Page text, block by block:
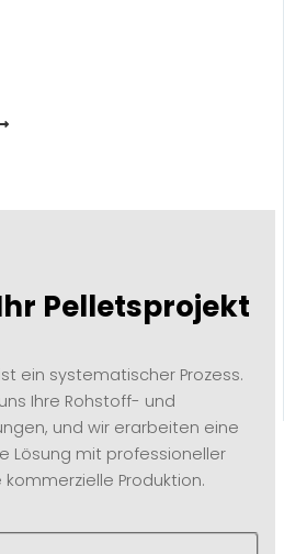
Pelletsprojekt
ein systematischer Prozess.
Ihre Rohstoff- und
und wir erarbeiten eine
Lösung mit professioneller
Produktion.